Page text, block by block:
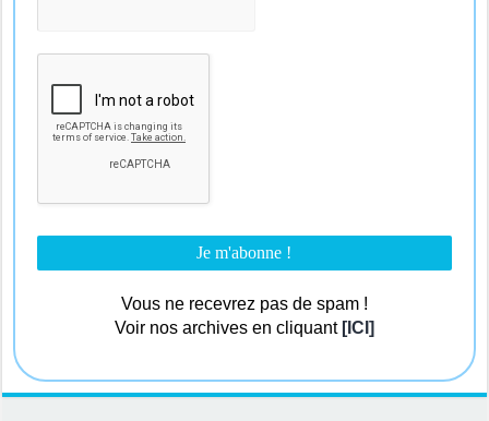
Vous ne recevrez pas de spam !
Voir nos archives en cliquant [ICI]